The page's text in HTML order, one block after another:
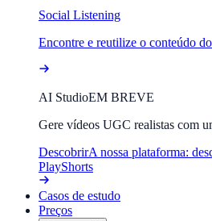
Social Listening
Encontre e reutilize o conteúdo
AI StudioEM BREVE
Gere vídeos UGC realistas com
DescobrirA nossa plataforma:
PlayShorts
Casos de estudo
Preços